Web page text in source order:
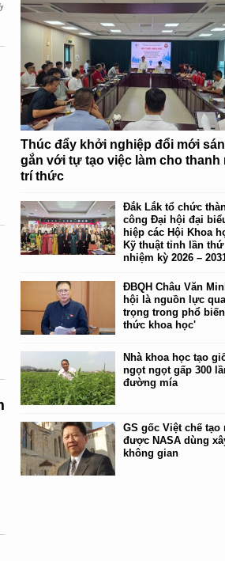
Thúc đẩy khởi nghiệp đổi mới
gắn với tự tạo việc làm cho thanh
trí thức
Đắk Lắk tổ chức
công Đại hội đại
hiệp các Hội Khoa
Kỹ thuật tỉnh lần thứ
nhiệm kỳ 2026 –
ĐBQH Châu Văn
hội là nguồn lực
trọng trong phổ
thức khoa học'
Nhà khoa học tạo
ngọt ngọt gấp 300
đường mía
GS gốc Việt chế tạo
được NASA dùng
không gian